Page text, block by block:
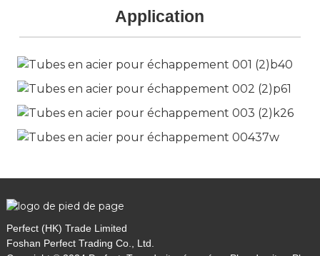
Application
Perfect (HK) Trade Limited
Foshan Perfect Trading Co., Ltd.